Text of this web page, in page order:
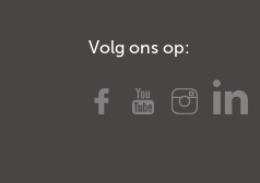
Volg ons op: